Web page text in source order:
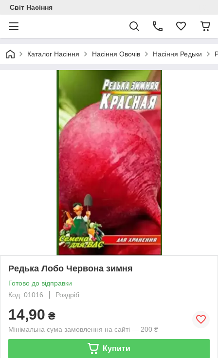
Світ Насіння
Каталог Насіння Насіння Овочів Насіння Редьки
Редька Лобо Червона зимня
Готово до відправки
Код: 01016
Роздріб
14,90 ₴
Мінімальна сума замовлення на сайті — 200 ₴
Купити